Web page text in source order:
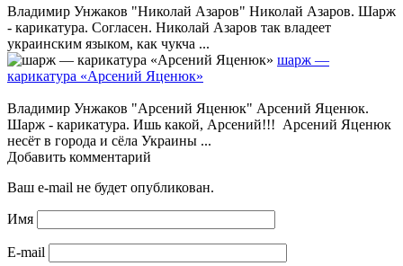
Владимир Унжаков "Николай Азаров" Николай Азаров. Шарж
- карикатура. Согласен. Николай Азаров так владеет
украинским языком, как чукча ...
шарж —
карикатура «Арсений Яценюк»
Владимир Унжаков "Арсений Яценюк" Арсений Яценюк.
Шарж - карикатура. Ишь какой, Арсений!!! Арсений Яценюк
несёт в города и сёла Украины ...
Добавить комментарий
Ваш e-mail не будет опубликован.
Имя
E-mail